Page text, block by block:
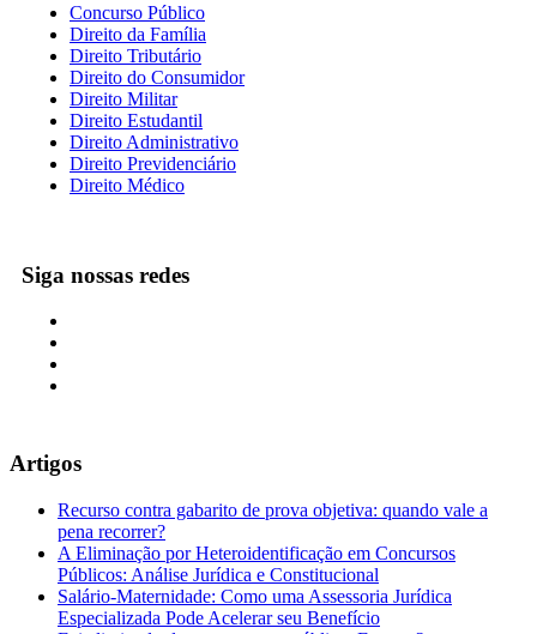
Concurso Público
Direito da Família
Direito Tributário
Direito do Consumidor
Direito Militar
Direito Estudantil
Direito Administrativo
Direito Previdenciário
Direito Médico
Siga nossas redes
Artigos
Recurso contra gabarito de prova objetiva: quando vale a
pena recorrer?
A Eliminação por Heteroidentificação em Concursos
Públicos: Análise Jurídica e Constitucional
Salário-Maternidade: Como uma Assessoria Jurídica
Especializada Pode Acelerar seu Benefício